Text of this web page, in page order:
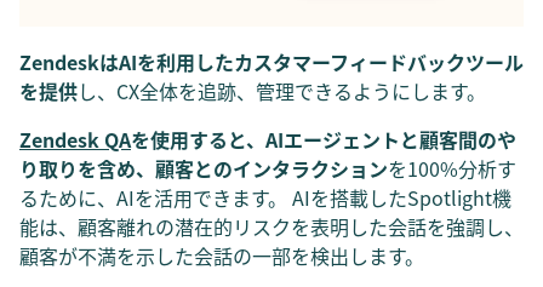
ZendeskはAIを利用したカスタマーフィードバックツール
を提供し、CX全体を追跡、管理できるようにします。
Zendesk QAを使用すると、AIエージェントと顧客間のや
り取りを含め、顧客とのインタラクションを100%分析す
るために、AIを活用できます。 AIを搭載したSpotlight機
能は、顧客離れの潜在的リスクを表明した会話を強調し、
顧客が不満を示した会話の一部を検出します。